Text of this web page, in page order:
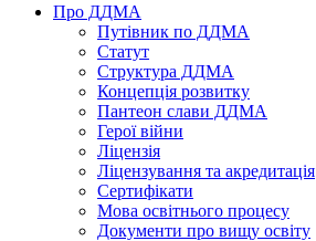
Про ДДМА
Путівник по ДДМА
Статут
Структура ДДМА
Концепція розвитку
Пантеон слави ДДМА
Герої війни
Ліцензія
Ліцензування та акредитація
Сертифікати
Мова освітнього процесу
Документи про вищу освіту